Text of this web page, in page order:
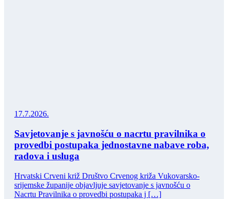
17.7.2026.
Savjetovanje s javnošću o nacrtu pravilnika o
provedbi postupaka jednostavne nabave roba,
radova i usluga
Hrvatski Crveni križ Društvo Crvenog križa Vukovarsko-
srijemske županije objavljuje savjetovanje s javnošću o
Nacrtu Pravilnika o provedbi postupaka j […]